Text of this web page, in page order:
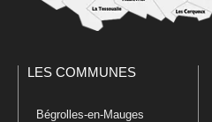
LES COMMUNES
Bégrolles-en-Mauges